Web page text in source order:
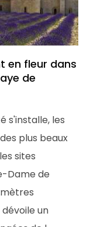
en fleur dans
de
s'installe, les
plus beaux
sites
Dame de
un